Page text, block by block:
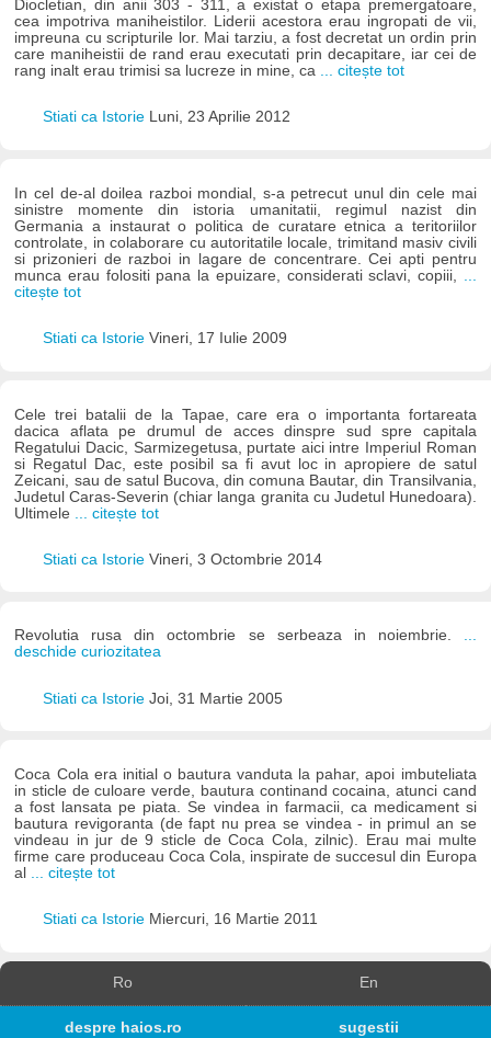
Diocletian, din anii 303 - 311, a existat o etapa premergatoare,
cea impotriva maniheistilor. Liderii acestora erau ingropati de vii,
impreuna cu scripturile lor. Mai tarziu, a fost decretat un ordin prin
care maniheistii de rand erau executati prin decapitare, iar cei de
rang inalt erau trimisi sa lucreze in mine, ca ... citește tot
Stiati ca Istorie Luni, 23 Aprilie 2012
In cel de-al doilea razboi mondial, s-a petrecut unul din cele mai
sinistre momente din istoria umanitatii, regimul nazist din
Germania a instaurat o politica de curatare etnica a teritoriilor
controlate, in colaborare cu autoritatile locale, trimitand masiv civili
si prizonieri de razboi in lagare de concentrare. Cei apti pentru
munca erau folositi pana la epuizare, considerati sclavi, copiii,
citește tot
Stiati ca Istorie Vineri, 17 Iulie 2009
Cele trei batalii de la Tapae, care era o importanta fortareata
dacica aflata pe drumul de acces dinspre sud spre capitala
Regatului Dacic, Sarmizegetusa, purtate aici intre Imperiul Roman
si Regatul Dac, este posibil sa fi avut loc in apropiere de satul
Zeicani, sau de satul Bucova, din comuna Bautar, din Transilvania,
Judetul Caras-Severin (chiar langa granita cu Judetul Hunedoara).
Ultimele
... citește tot
Stiati ca Istorie Vineri, 3 Octombrie 2014
Revolutia rusa din octombrie se serbeaza in noiembrie. ...
deschide curiozitatea
Stiati ca Istorie Joi, 31 Martie 2005
Coca Cola era initial o bautura vanduta la pahar, apoi imbuteliata
in sticle de culoare verde, bautura continand cocaina, atunci cand
a fost lansata pe piata. Se vindea in farmacii, ca medicament si
bautura revigoranta (de fapt nu prea se vindea - in primul an se
vindeau in jur de 9 sticle de Coca Cola, zilnic). Erau mai multe
firme care produceau Coca Cola, inspirate de succesul din Europa
al ... citește tot
Stiati ca Istorie Miercuri, 16 Martie 2011
Ro En
despre haios.ro sugestii